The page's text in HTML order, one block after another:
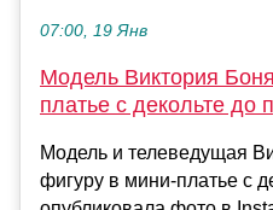
07:00, 19 Янв
Модель Виктория
платье с декольте до
Модель и телеведущая
фигуру в мини-платье с